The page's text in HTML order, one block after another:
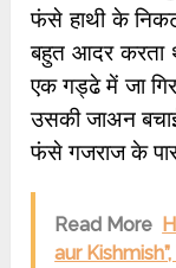
फंसे हाथी के
बहुत आदर करता
एक गड्ढे में जा
उसकी जाअन
फंसे गजराज के
Read More
aur